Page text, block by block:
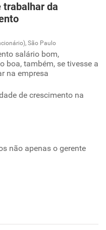
trabalhar da
São Paulo
salário bom,
boa, também, se tivesse a
na empresa
de crescimento na
não apenas o gerente